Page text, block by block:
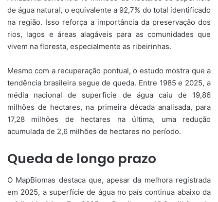
de água natural, o equivalente a 92,7% do total identificado
na região. Isso reforça a importância da preservação dos
rios, lagos e áreas alagáveis para as comunidades que
vivem na floresta, especialmente as ribeirinhas.
Mesmo com a recuperação pontual, o estudo mostra que a
tendência brasileira segue de queda. Entre 1985 e 2025, a
média nacional de superfície de água caiu de 19,86
milhões de hectares, na primeira década analisada, para
17,28 milhões de hectares na última, uma redução
acumulada de 2,6 milhões de hectares no período.
Queda de longo prazo
O MapBiomas destaca que, apesar da melhora registrada
em 2025, a superfície de água no país continua abaixo da